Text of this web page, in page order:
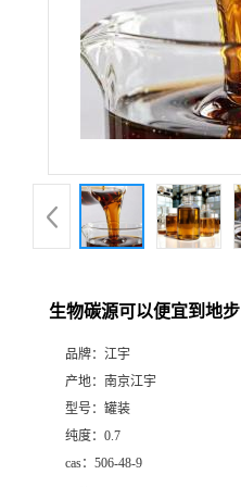
生物碳源可以便宜到地步
品牌： 江宇
产地： 南京江宇
型号： 罐装
纯度： 0.7
cas： 506-48-9